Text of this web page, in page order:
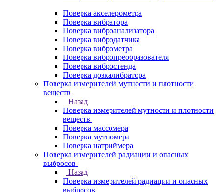
Поверка акселерометра
Поверка вибратора
Поверка виброанализатора
Поверка вибродатчика
Поверка виброметра
Поверка вибропреобразователя
Поверка вибростенда
Поверка дозкалибратора
Поверка измерителей мутности и плотности
веществ
Назад
Поверка измерителей мутности и плотности
веществ
Поверка массомера
Поверка мутномера
Поверка натриймера
Поверка измерителей радиации и опасных
выбросов
Назад
Поверка измерителей радиации и опасных
выбросов